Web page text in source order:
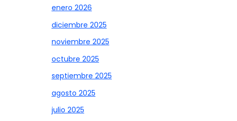
enero 2026
diciembre 2025
noviembre 2025
octubre 2025
septiembre 2025
agosto 2025
julio 2025